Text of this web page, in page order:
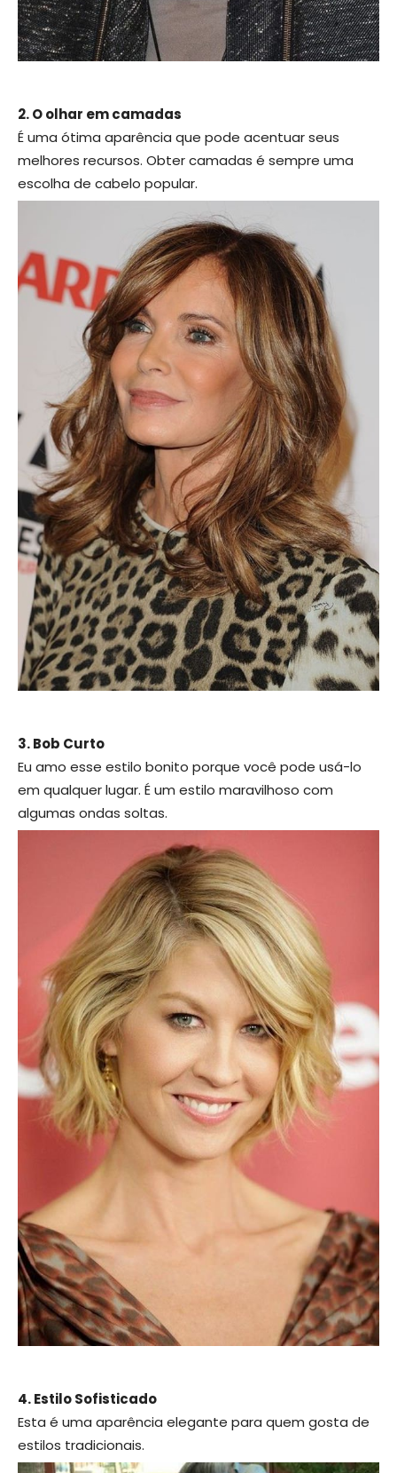
2. O olhar em camadas
É uma ótima aparência que pode acentuar seus
melhores recursos. Obter camadas é sempre uma
escolha de cabelo popular.
3. Bob Curto
Eu amo esse estilo bonito porque você pode usá-lo
em qualquer lugar. É um estilo maravilhoso com
algumas ondas soltas.
4. Estilo Sofisticado
Esta é uma aparência elegante para quem gosta de
estilos tradicionais.